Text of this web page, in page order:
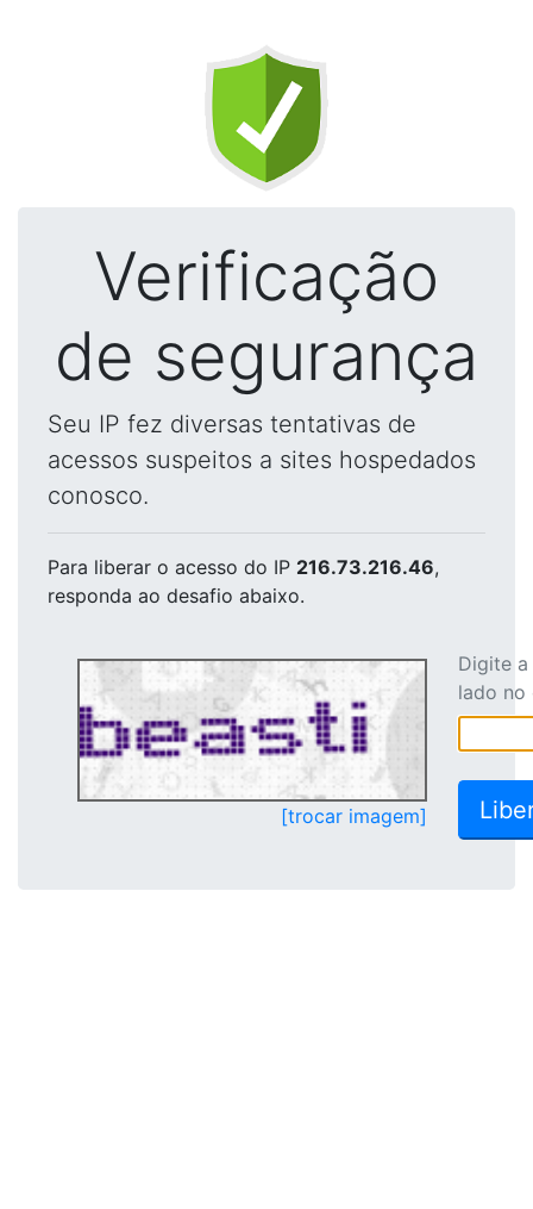
Verificação
de segurança
Seu IP fez diversas tentativas de
acessos suspeitos a sites hospedados
conosco.
Para liberar o acesso do IP 216.73.216.46,
responda ao desafio abaixo.
[trocar imagem]
Digite
lado no